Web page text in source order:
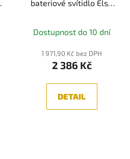
bateriové svítidlo Else
Dostupnost do 10 dní
1 971,90 Kč bez DPH
2 386 Kč
DETAIL